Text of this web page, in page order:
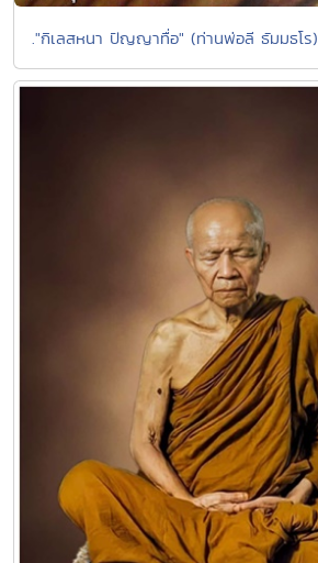
."กิเลสหนา ปัญญาทื่อ" (ท่านพ่อลี ธัมมธโร)